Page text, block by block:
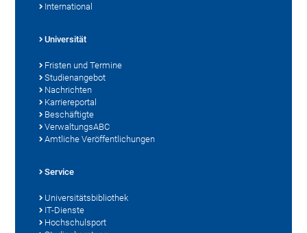
International
Universität
Fristen und Termine
Studienangebot
Nachrichten
Karriereportal
Beschäftigte
VerwaltungsABC
Amtliche Veröffentlichungen
Service
Universitätsbibliothek
IT-Dienste
Hochschulsport